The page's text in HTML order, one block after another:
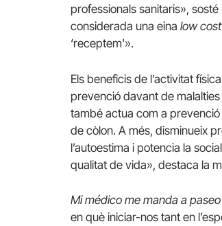
professionals sanitaris»,
considerada una eina low cost
‘receptem'».
Els beneficis de l’activitat
prevenció davant de
també actua com a
de còlon. A més, disminueix
l’autoestima i potencia la
qualitat de vida», destaca la
Mi médico me manda a paseo
en què iniciar-nos tant en